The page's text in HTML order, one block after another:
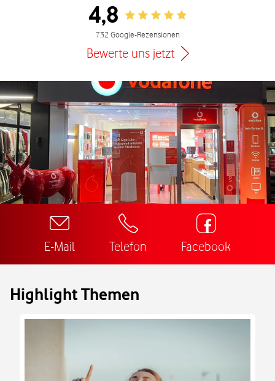
4,8 Rating 4.8
732 Google-Rezensionen
Bewerte uns jetzt
E-Mail Telefon Facebook
Highlight Themen